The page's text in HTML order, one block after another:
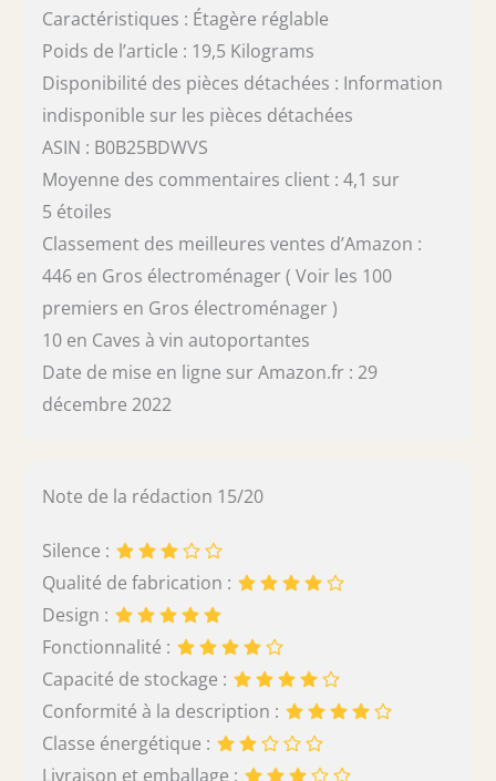
Caractéristiques : Étagère réglable
Poids de l’article : 19,5 Kilograms
Disponibilité des pièces détachées : Information
indisponible sur les pièces détachées
ASIN : B0B25BDWVS
Moyenne des commentaires client : 4,1 sur
5 étoiles
Classement des meilleures ventes d’Amazon :
446 en Gros électroménager ( Voir les 100
premiers en Gros électroménager )
10 en Caves à vin autoportantes
Date de mise en ligne sur Amazon.fr : 29
décembre 2022
Note de la rédaction 15/20
Silence :
Qualité de fabrication :
Design :
Fonctionnalité :
Capacité de stockage :
Conformité à la description :
Classe énergétique :
Livraison et emballage :